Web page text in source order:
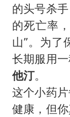
的头号杀
的死亡率
山”。为了
长期服用
他汀。
这个小药
健康，但